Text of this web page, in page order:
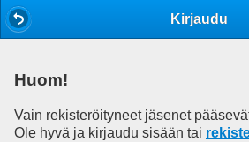
Kirjaudu
Huom!
Vain rekisteröityneet jäsenet
Ole hyvä ja kirjaudu sisään tai